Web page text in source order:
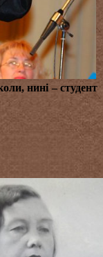
нині – студент